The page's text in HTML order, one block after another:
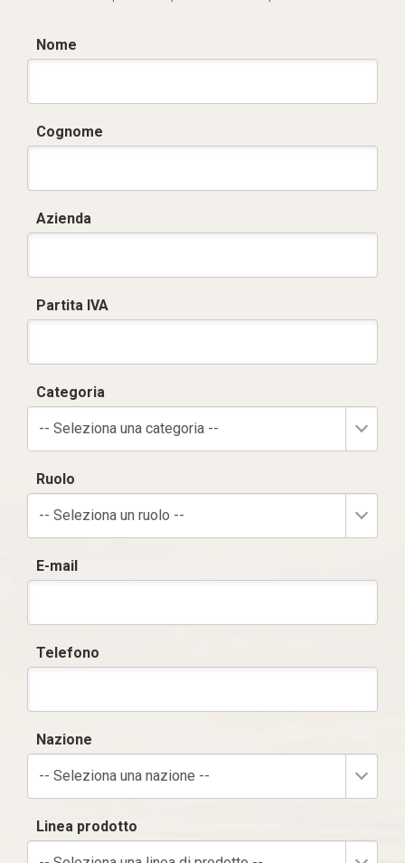
Nome
Cognome
Azienda
Partita IVA
Categoria
-- Seleziona una categoria --
Ruolo
-- Seleziona un ruolo --
E-mail
Telefono
Nazione
-- Seleziona una nazione --
Linea prodotto